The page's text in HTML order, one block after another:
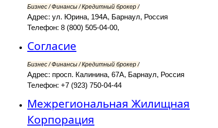
Бизнес / Финансы / Кредитный брокер /
Адрес: ул. Юрина, 194А, Барнаул, Россия
Телефон: 8 (800) 505-04-00,
Согласие
Бизнес / Финансы / Кредитный брокер /
Адрес: просп. Калинина, 67А, Барнаул, Россия
Телефон: +7 (923) 750-04-44
Межрегиональная Жилищная
Корпорация